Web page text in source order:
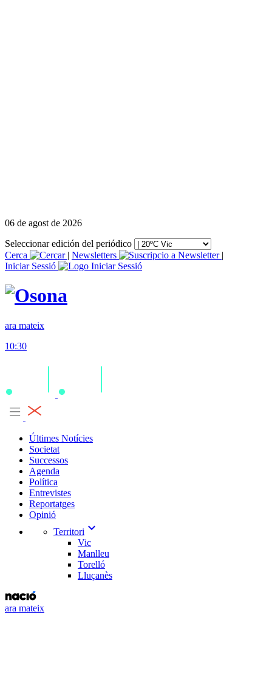
06 de agost de 2026
Seleccionar edición del periódico
Cerca
| Newsletters
|
Iniciar Sessió
ara mateix
10:30
Últimes Notícies
Societat
Successos
Agenda
Política
Entrevistes
Reportatges
Opinió
Territori expand_more
Vic
Manlleu
Torelló
Lluçanès
ara mateix